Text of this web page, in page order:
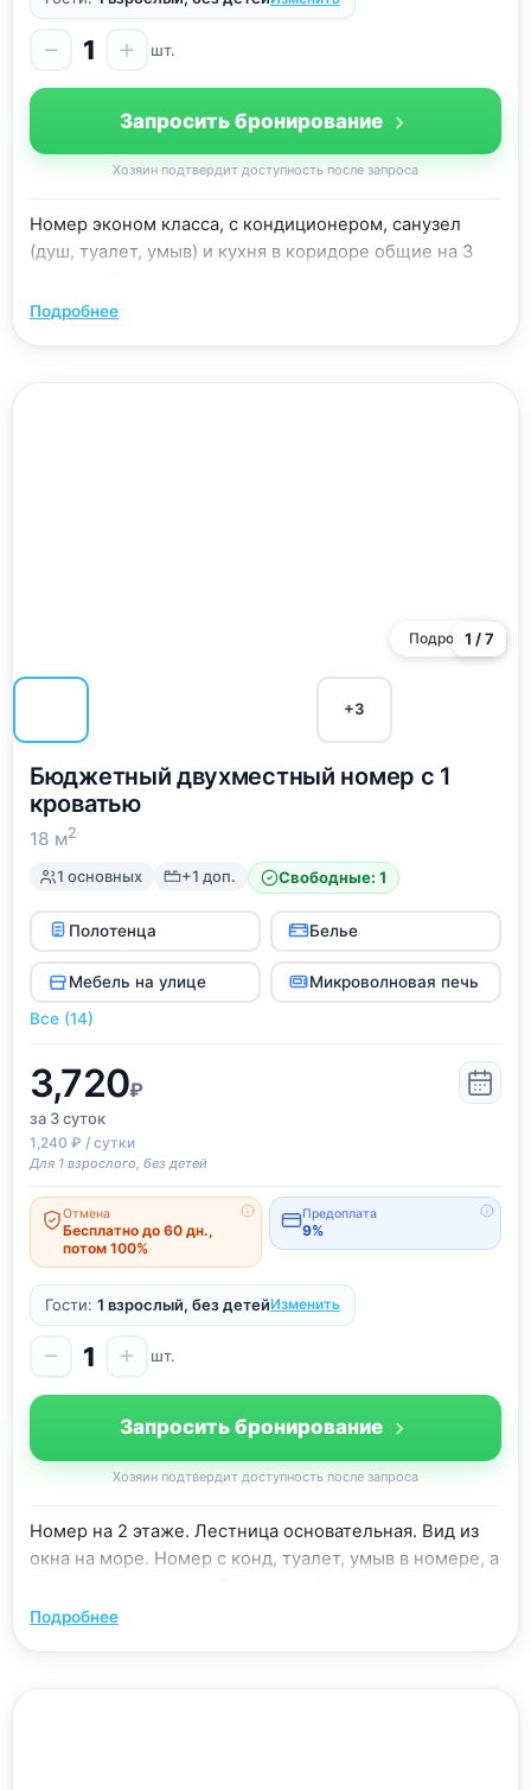
1 шт.
Запросить бронирование
Хозяин подтвердит доступность после запроса
Номер эконом класса, с кондиционером, санузел
(душ, туалет, умыв) и кухня в коридоре общие на 3
Подробнее
Подробнее
1 / 7
+3
Бюджетный двухместный номер с 1
кроватью
18 м2
1 основных +1 доп. Свободные: 1
Полотенца Белье
Мебель на улице
Микроволновая печь
Все (14)
3,720₽
за 3суток
1,240 ₽ / сутки
Для 1 взрослого, без детей
Отмена
Бесплатно до 60 дн.,
потом 100%
Предоплата
9%
Гости: 1 взрослый, без детейИзменить
1 шт.
Запросить бронирование
Хозяин подтвердит доступность после запроса
Номер на 2 этаже. Лестница основательная. Вид из
окна на море. Номер с конд, туалет, умыв в номере, а
горячая вода круглосуточно.
Подробнее